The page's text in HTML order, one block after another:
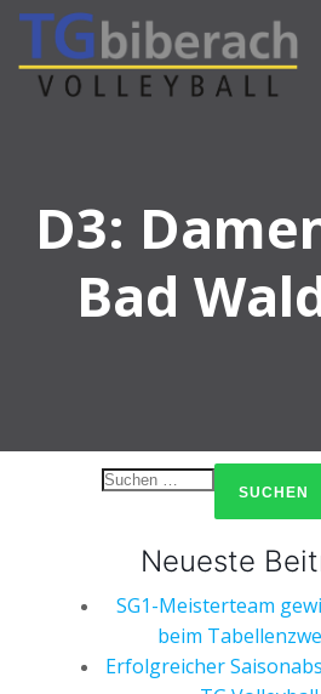
Inhalt
D3:
Bad
Neueste
SG1-Meisterteam
beim
Erfolgreicher